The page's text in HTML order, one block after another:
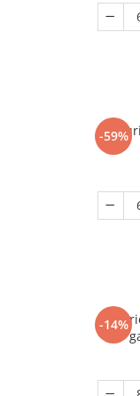
-59%
-14%